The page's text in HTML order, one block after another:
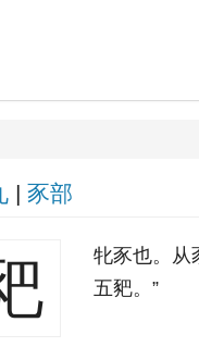
| 豕部
牝豕也。从
五豝。”